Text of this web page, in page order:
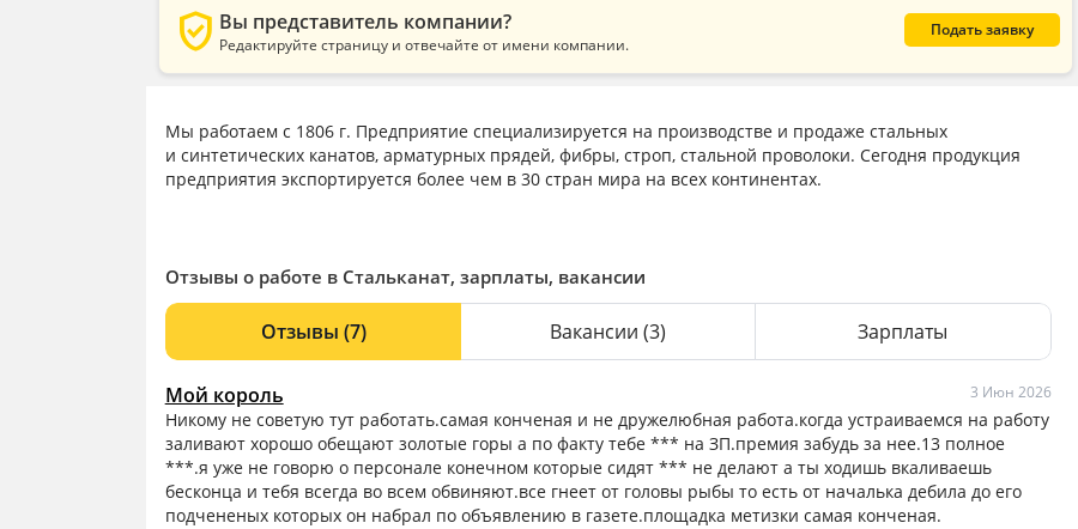
verified_user Вы представитель компании?
Редактируйте страницу и отвечайте от имени компании.
Подать заявку
Мы работаем с 1806 г. Предприятие специализируется на производстве и продаже стальных
и синтетических канатов, арматурных прядей, фибры, строп, стальной проволоки. Сегодня продукция
предприятия экспортируется более чем в 30 стран мира на всех континентах.
Отзывы о работе в Стальканат, зарплаты, вакансии
Отзывы (7) Вакансии (3) Зарплаты
Мой король 3 Июн 2026
Никому не советую тут работать.самая конченая и не дружелюбная работа.когда устраиваемся на работу
заливают хорошо обещают золотые горы а по факту тебе *** на ЗП.премия забудь за нее.13 полное
***.я уже не говорю о персонале конечном которые сидят *** не делают а ты ходишь вкаливаешь
бесконца и тебя всегда во всем обвиняют.все гнеет от головы рыбы то есть от началька дебила до его
подчененых которых он набрал по объявлению в газете.площадка метизки самая конченая.